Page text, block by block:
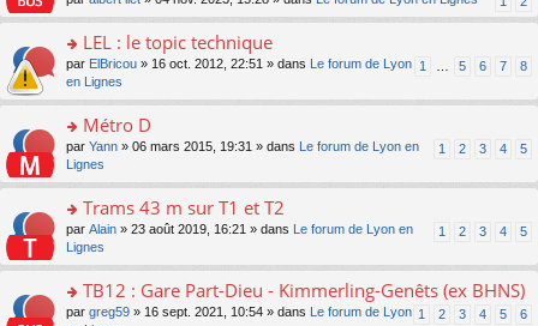
e
pl
s
ré
c
e
n
lu
pl
ré
c
nt
e
n
o
n
lu
pl
ré
c
nt
le
m
e
s
s
e
n
o
n
lu
pl
ré
c
n
ult
er
le
m
e
s
s
e
n
o
n
lu
pl
o
n
s
er
le
m
e
s
s
a
n
o
LEL : le topic technique
1 5 6 7 8
par ElBricou » 16 oct. 2012, 22:51 » dans
Le forum de Lyon
en Lignes
o
s
er
le
m
e
s
s
Métro D
1 2 3 4 5
par Yann » 06 mars 2015, 19:31 » dans
Le forum de Lyon en
Lignes
o
s
er
le
Trams 43 m sur T1 et T2
1 2 3 4 5
par Alain » 23 août 2019, 16:21 » dans
Le forum de Lyon en
Lignes
o
TB12 : Gare Part-Dieu - Kimmerling-Genêts (ex BHNS)
1 2 3 4 5 6
par greg59 » 16 sept. 2021, 10:54 » dans
Le forum de Lyon